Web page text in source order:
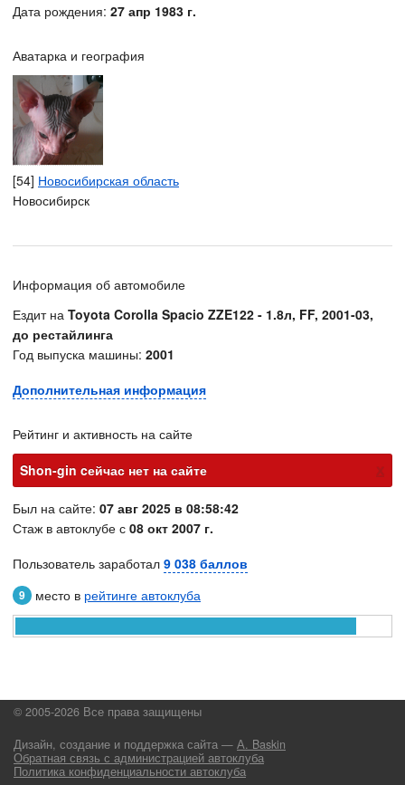
Дата рождения: 27 апр 1983 г.
Аватарка и география
[54] Новосибирская область
Новосибирск
Информация об автомобиле
Ездит на Toyota Corolla Spacio ZZE122 - 1.8л, FF, 2001-03,
до рестайлинга
Год выпуска машины: 2001
Дополнительная информация
Рейтинг и активность на сайте
Shon-gin cейчас нет на сайте
х
Был на сайте: 07 авг 2025 в 08:58:42
Стаж в автоклубе с 08 окт 2007 г.
Пользователь заработал 9 038 баллов
9 место в рейтинге автоклуба
© 2005-2026 Все права защищены
Дизайн, создание и поддержка сайта — А. Baskin
Обратная связь с администрацией автоклуба
Политика конфиденциальности автоклуба